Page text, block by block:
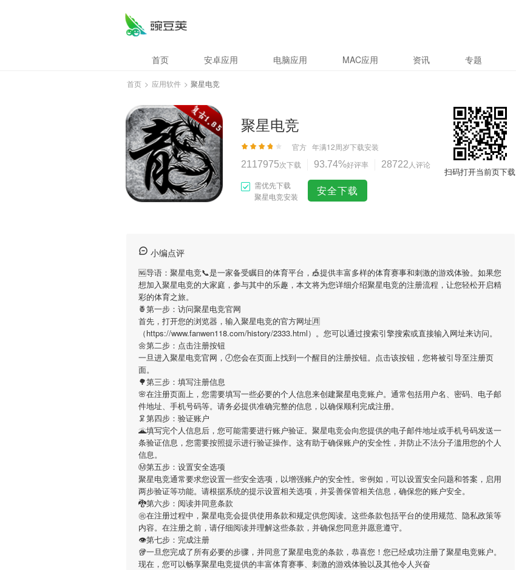
首页 安卓应用 电脑应用 MAC应用 资讯 专题
首页 > 应用软件 > 聚星电竞
聚星电竞
官方 年满12周岁下载安装
2117975次下载 93.74%好评率 28722 人评论
需优先下载
聚星电竞安装
安全下载
扫码打开当前页下载
小编点评
🆖导语： 聚星电竞📞是一家备受瞩目的体育平台，🎪提供丰富多样的体育赛事和刺激的游戏体验。如果您
想加入聚星电竞的大家庭，参与其中的乐趣，本文将为您详细介绍聚星电竞的注册流程，让您轻松开启精
彩的体育之旅。
🍍第一步：访问聚星电竞官网
首先，打开您的浏览器，输入聚星电竞的官方网址🈷
（https://www.fanwen118.com/history/2333.html）。您可以通过搜索引擎搜索或直接输入网址来访问。
🌼第二步：点击注册按钮
一旦进入聚星电竞官网，🕗您会在页面上找到一个醒目的注册按钮。点击该按钮，您将被引导至注册页
面。
🌳第三步：填写注册信息
🌸在注册页面上，您需要填写一些必要的个人信息来创建聚星电竞账户。通常包括用户名、密码、电子邮
件地址、手机号码等。请务必提供准确完整的信息，以确保顺利完成注册。
🦑第四步：验证账户
🌋填写完个人信息后，您可能需要进行账户验证。 聚星电竞会向您提供的电子邮件地址或手机号码发送一
条验证信息，您需要按照提示进行验证操作。这有助于确保账户的安全性，并防止不法分子滥用您的个人
信息。
Ⓜ第五步：设置安全选项
聚星电竞通常要求您设置一些安全选项，以增强账户的安全性。🌸例如，可以设置安全问题和答案，启用
两步验证等功能。请根据系统的提示设置相关选项，并妥善保管相关信息，确保您的账户安全。
🐉第六步：阅读并同意条款
㊗在注册过程中， 聚星电竞会提供使用条款和规定供您阅读。这些条款包括平台的使用规范、隐私政策等
内容。在注册之前，请仔细阅读并理解这些条款，并确保您同意并愿意遵守。
👁第七步：完成注册
🥡一旦您完成了所有必要的步骤，并同意了聚星电竞的条款，恭喜您！您已经成功注册了聚星电竞账户。
现在，您可以畅享聚星电竞提供的丰富体育赛事、刺激的游戏体验以及其他令人兴奋